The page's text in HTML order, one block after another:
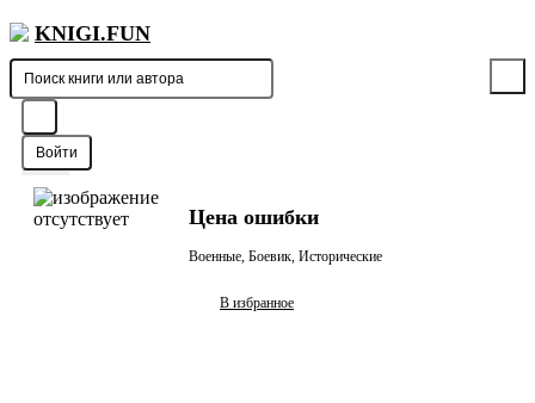
KNIGI.FUN
Войти
Цена ошибки
Военные, Боевик, Исторические
В избранное